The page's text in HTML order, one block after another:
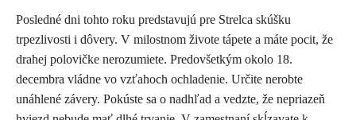
Posledné dni tohto roku predstavujú pre Strelca skúšku
trpezlivosti i dôvery. V milostnom živote tápete a máte pocit, že
drahej polovičke nerozumiete. Predovšetkým okolo 18.
decembra vládne vo vzťahoch ochladenie. Určite nerobte
unáhlené závery. Pokúste sa o nadhľad a vedzte, že nepriazeň